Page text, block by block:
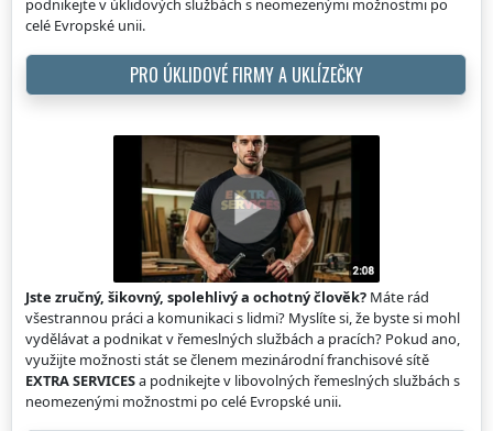
podnikejte v úklidových službách s neomezenými možnostmi po
celé Evropské unii.
PRO ÚKLIDOVÉ FIRMY A UKLÍZEČKY
Jste zručný, šikovný, spolehlivý a ochotný člověk? Máte rád
všestrannou práci a komunikaci s lidmi? Myslíte si, že byste si mohl
vydělávat a podnikat v řemeslných službách a pracích? Pokud ano,
využijte možnosti stát se členem mezinárodní franchisové sítě
EXTRA SERVICESa podnikejte v libovolných řemeslných službách s
neomezenými možnostmi po celé Evropské unii.